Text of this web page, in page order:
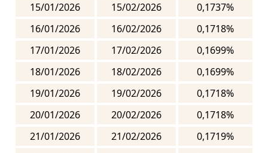
15/01/2026
15/02/2026
0,1737%
16/01/2026
16/02/2026
0,1718%
17/01/2026
17/02/2026
0,1699%
18/01/2026
18/02/2026
0,1699%
19/01/2026
19/02/2026
0,1718%
20/01/2026
20/02/2026
0,1718%
21/01/2026
21/02/2026
0,1719%